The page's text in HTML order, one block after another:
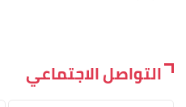
التواصل الاجتماعي